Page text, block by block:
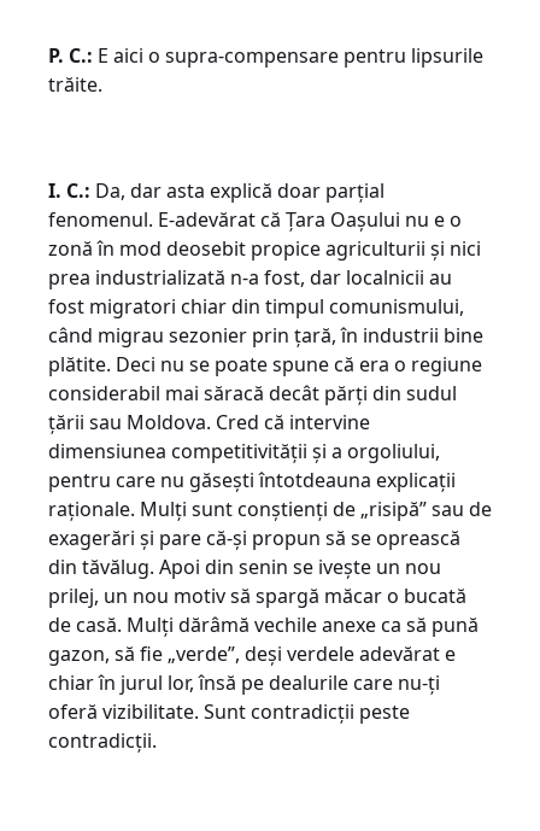
P. C.: E aici o supra-compensare pentru lipsurile
trăite.
I. C.: Da, dar asta explică doar parțial
fenomenul. E-adevărat că Țara Oașului nu e o
zonă în mod deosebit propice agriculturii și nici
prea industrializată n-a fost, dar localnicii au
fost migratori chiar din timpul comunismului,
când migrau sezonier prin țară, în industrii bine
plătite. Deci nu se poate spune că era o regiune
considerabil mai săracă decât părți din sudul
țării sau Moldova. Cred că intervine
dimensiunea competitivității și a orgoliului,
pentru care nu găsești întotdeauna explicații
raționale. Mulți sunt conștienți de „risipă” sau de
exagerări și pare că-și propun să se oprească
din tăvălug. Apoi din senin se ivește un nou
prilej, un nou motiv să spargă măcar o bucată
de casă. Mulți dărâmă vechile anexe ca să pună
gazon, să fie „verde”, deși verdele adevărat e
chiar în jurul lor, însă pe dealurile care nu-ți
oferă vizibilitate. Sunt contradicții peste
contradicții.